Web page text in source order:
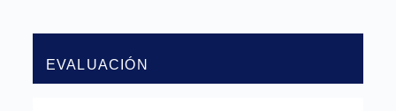
EVALUACIÓN